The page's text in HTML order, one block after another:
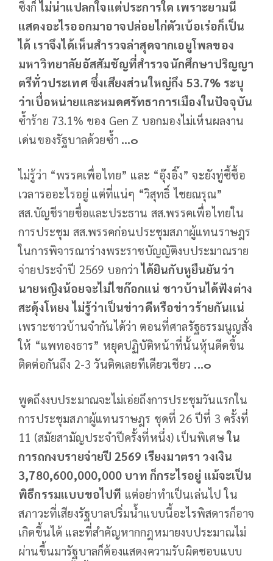
ซึ่งก็ ไม่น่าแปลกใจแต่ประการใด เพราะยามนี้
แสดงอะไรออกมาอาจปล่อยไก่ตัวเบ้อเร่อก็เป็น
ได้ เราจึงได้เห็นสำรวจล่าสุดจากเอยูโพลของ
มหาวิทยาลัยอัสสัมชัญที่สำรวจนักศึกษาปริญญา
ตรีทั่วประเทศ ซึ่งเสียงส่วนใหญ่ถึง 53.7% ระบุ
ว่าเบื่อหน่ายและหมดศรัทธาการเมืองในปัจจุบัน
ซ้ำร้าย 73.1% ของ Gen Z บอกมองไม่เห็นผลงาน
เด่นของรัฐบาลด้วยซ้ำ ...๐
ไม่รู้ว่า “พรรคเพื่อไทย” และ “อุ๊งอิ๊ง” จะยังทู่ซี้ซื้อ
เวลารออะไรอยู่ แต่ที่แน่ๆ “วิสุทธิ์ ไชยณรุณ”
สส.บัญชีรายชื่อและประธาน สส.พรรคเพื่อไทยใน
การประชุม สส.พรรคก่อนประชุมสภาผู้แทนราษฎร
ในการพิจารณาร่างพระราชบัญญัติงบประมาณราย
จ่ายประจำปี 2569 บอกว่า ได้ยินกับหูยืนยันว่า
นายหญิงน้อยจะไม่ไขก๊อกแน่ ชาวบ้านได้ฟังต่าง
สะดุ้งโหยง ไม่รู้ว่าเป็นข่าวดีหรือข่าวร้ายกันแน่
เพราะชาวบ้านจำกันได้ว่า ตอนที่ศาลรัฐธรรมนูญสั่ง
ให้ “แพทองธาร” หยุดปฏิบัติหน้าที่นั้นหุ้นดีดขึ้น
ติดต่อกันถึง 2-3 วันติดเลยทีเดียวเชียว ...๐
พูดถึงงบประมาณจะไม่เอ่ยถึงการประชุมวันแรกใน
การประชุมสภาผู้แทนราษฎร ชุดที่ 26 ปีที่ 3 ครั้งที่
11 (สมัยสามัญประจำปีครั้งที่หนึ่ง) เป็นพิเศษใน
การถกงบรายจ่ายปี 2569 เรียงมาตรา วงเงิน
3,780,600,000,000 บาท ก็กระไรอยู่ แม้จะเป็น
พิธีกรรมแบบขอไปที แต่อย่าทำเป็นเล่นไป ใน
สภาวะที่เสียงรัฐบาลปริ่มน้ำแบบนี้อะไรพิสดารก็อาจ
เกิดขึ้นได้ และที่สำคัญหากกฎหมายงบประมาณไม่
ผ่านขึ้นมารัฐบาลก็ต้องแสดงความรับผิดชอบแบบ